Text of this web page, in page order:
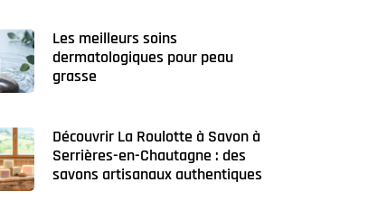
Les meilleurs soins
dermatologiques pour peau
grasse
Découvrir La Roulotte à Savon à
Serrières-en-Chautagne : des
savons artisanaux authentiques